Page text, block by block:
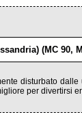
(MC 90,
disturbato
per divertirsi